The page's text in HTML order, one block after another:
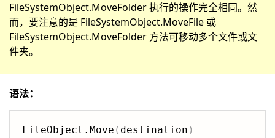
FileSystemObject.MoveFolder 执行的操作完全相同。然
而，要注意的是 FileSystemObject.MoveFile 或
FileSystemObject.MoveFolder 方法可移动多个文件或文
件夹。
语法：
FileObject.Move ( destination )